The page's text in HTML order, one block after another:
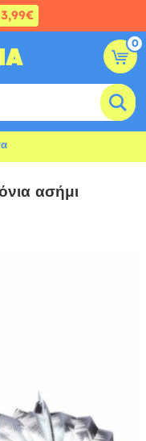
3,99€
0
ασήμι